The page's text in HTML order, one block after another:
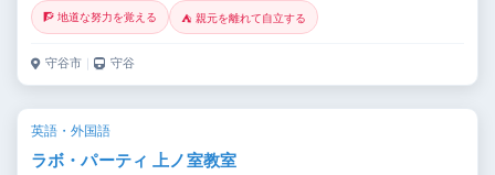
🧗 地道な努力を覚える ⛺ 親元を離れて自立する
守谷市 ｜ 守谷
英語・外国語
ラボ・パーティ 上ノ室教室